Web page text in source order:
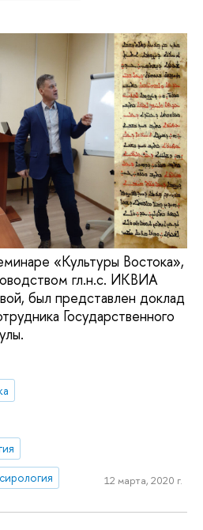
«Культуры Востока»,
гл.н.с. ИКВИА
был представлен доклад
Государственного
сирология 12 марта, 2020 г.